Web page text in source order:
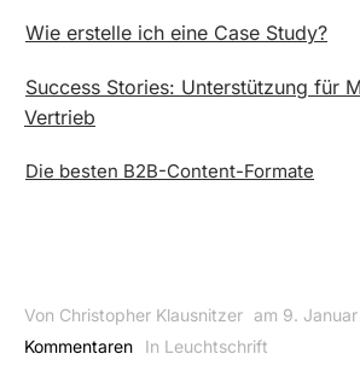
Wie erstelle ich eine Case Study?
Success Stories: Unterstützung für
Vertrieb
Die besten B2B-Content-Formate
Von Christopher Klausnitzer am 9.
Kommentaren
In Leuchtschrift